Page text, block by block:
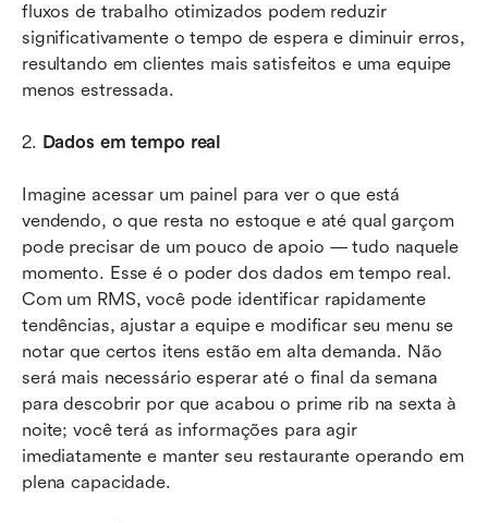
fluxos de trabalho otimizados podem reduzir
significativamente o tempo de espera e diminuir erros,
resultando em clientes mais satisfeitos e uma equipe
menos estressada.
2. Dados em tempo real
Imagine acessar um painel para ver o que está
vendendo, o que resta no estoque e até qual garçom
pode precisar de um pouco de apoio — tudo naquele
momento. Esse é o poder dos dados em tempo real.
Com um RMS, você pode identificar rapidamente
tendências, ajustar a equipe e modificar seu menu se
notar que certos itens estão em alta demanda. Não
será mais necessário esperar até o final da semana
para descobrir por que acabou o prime rib na sexta à
noite; você terá as informações para agir
imediatamente e manter seu restaurante operando em
plena capacidade.